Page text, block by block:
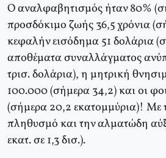
Ο αναλφαβητισμός ήταν 80%
προσδόκιμο ζωής 36,5 χρόνια
κεφαλήν εισόδημα 51 δολάρια
αποθέματα συναλλάγματος
τρισ. δολάρια), η μητρική
100.000 (σήμερα 34,2) και οι
(σήμερα 20,2 εκατομμύρια)! Με
πληθυσμό και την αλματώδη
εκατ. σε 1,3 δισ.).